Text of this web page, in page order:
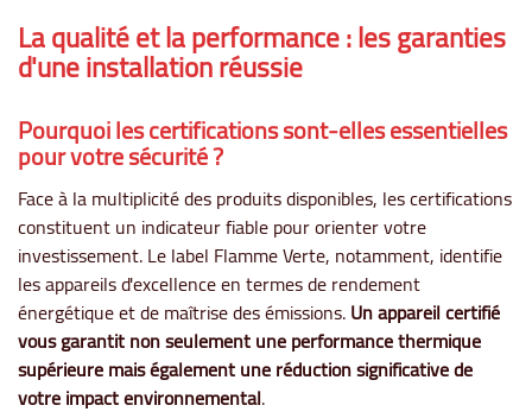
La qualité et la performance : les garanties
d'une installation réussie
Pourquoi les certifications sont-elles essentielles
pour votre sécurité ?
Face à la multiplicité des produits disponibles, les certifications
constituent un indicateur fiable pour orienter votre
investissement. Le label Flamme Verte, notamment, identifie
les appareils d'excellence en termes de rendement
énergétique et de maîtrise des émissions.Un appareil certifié
vous garantit non seulement une performance thermique
supérieure mais également une réduction significative de
votre impact environnemental.